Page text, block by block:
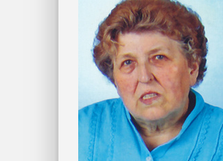
DSGVO aufgrund Ihrer Einwilligung
rechtmäßig erhoben. Zur Löschung
eines Eintrags wenden Sie sich bitte
folgende E-Mail-Adresse:
tischlerei.aichinger@gmx.at.
Nähere Informationen erhalten Sie in
unsererDatenschutzerklärung
Weiterblättern >